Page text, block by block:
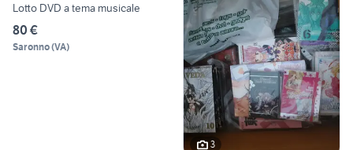
Lotto DVD a tema musicale
80 €
Saronno(VA)
3